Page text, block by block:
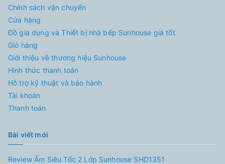
Chính sách vận chuyển
Cửa hàng
Đồ gia dụng và Thiết bị nhà bếp Sunhouse giá tốt
Giỏ hàng
Giới thiệu về thương hiệu Sunhouse
Hình thức thanh toán
Hỗ trợ kỹ thuật và bảo hành
Tài khoản
Thanh toán
Bài viết mới
Review Ấm Siêu Tốc 2 Lớp Sunhouse SHD1351